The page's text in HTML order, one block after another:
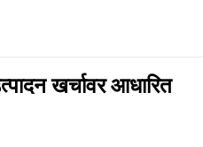
खर्चावर आधारित